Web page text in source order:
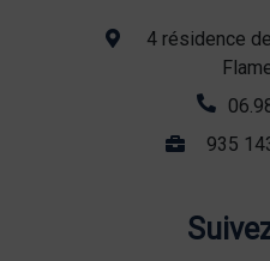
4 résidence
935